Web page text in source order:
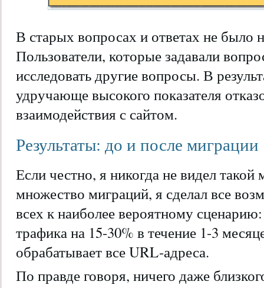
В старых вопросах и ответах не было
Пользователи, которые задавали
исследовать другие вопросы. В
удручающе высокого показателя
взаимодействия с сайтом.
Результаты: до и после миграции
Если честно, я никогда не видел
множество миграций, я сделал все
всех к наиболее вероятному
трафика на 15-30% в течение 1-3
обрабатывает все URL-адреса.
По правде говоря, ничего даже